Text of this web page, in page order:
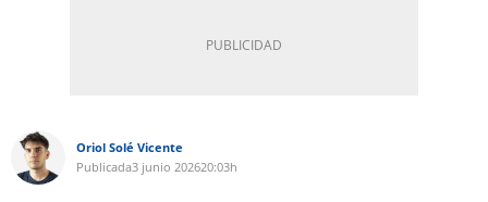
Oriol Solé Vicente
Publicada3 junio 202620:03h